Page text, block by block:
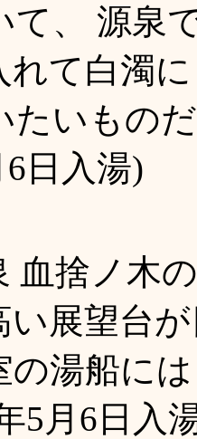
て、 源泉
れて白濁
たいもの
6日入湯)
血捨ノ木
い展望台
の湯船に
5月6日入